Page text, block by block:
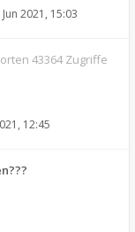
2021, 15:03
43364 Zugriffe
12:45